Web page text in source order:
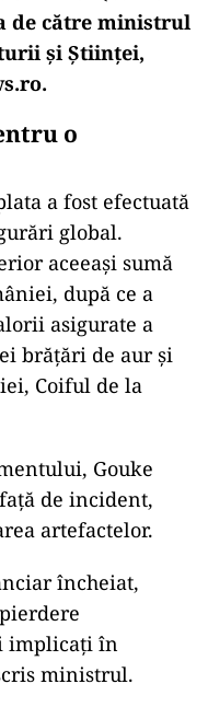
de către ministrul
şi Ştiinţei,
o
a fost efectuată
global.
aceeaşi sumă
âniei, după ce a
asigurate a
brățări de aur și
Coiful de la
Gouke
de incident,
artefactelor.
încheiat,
implicaţi în
ministrul.